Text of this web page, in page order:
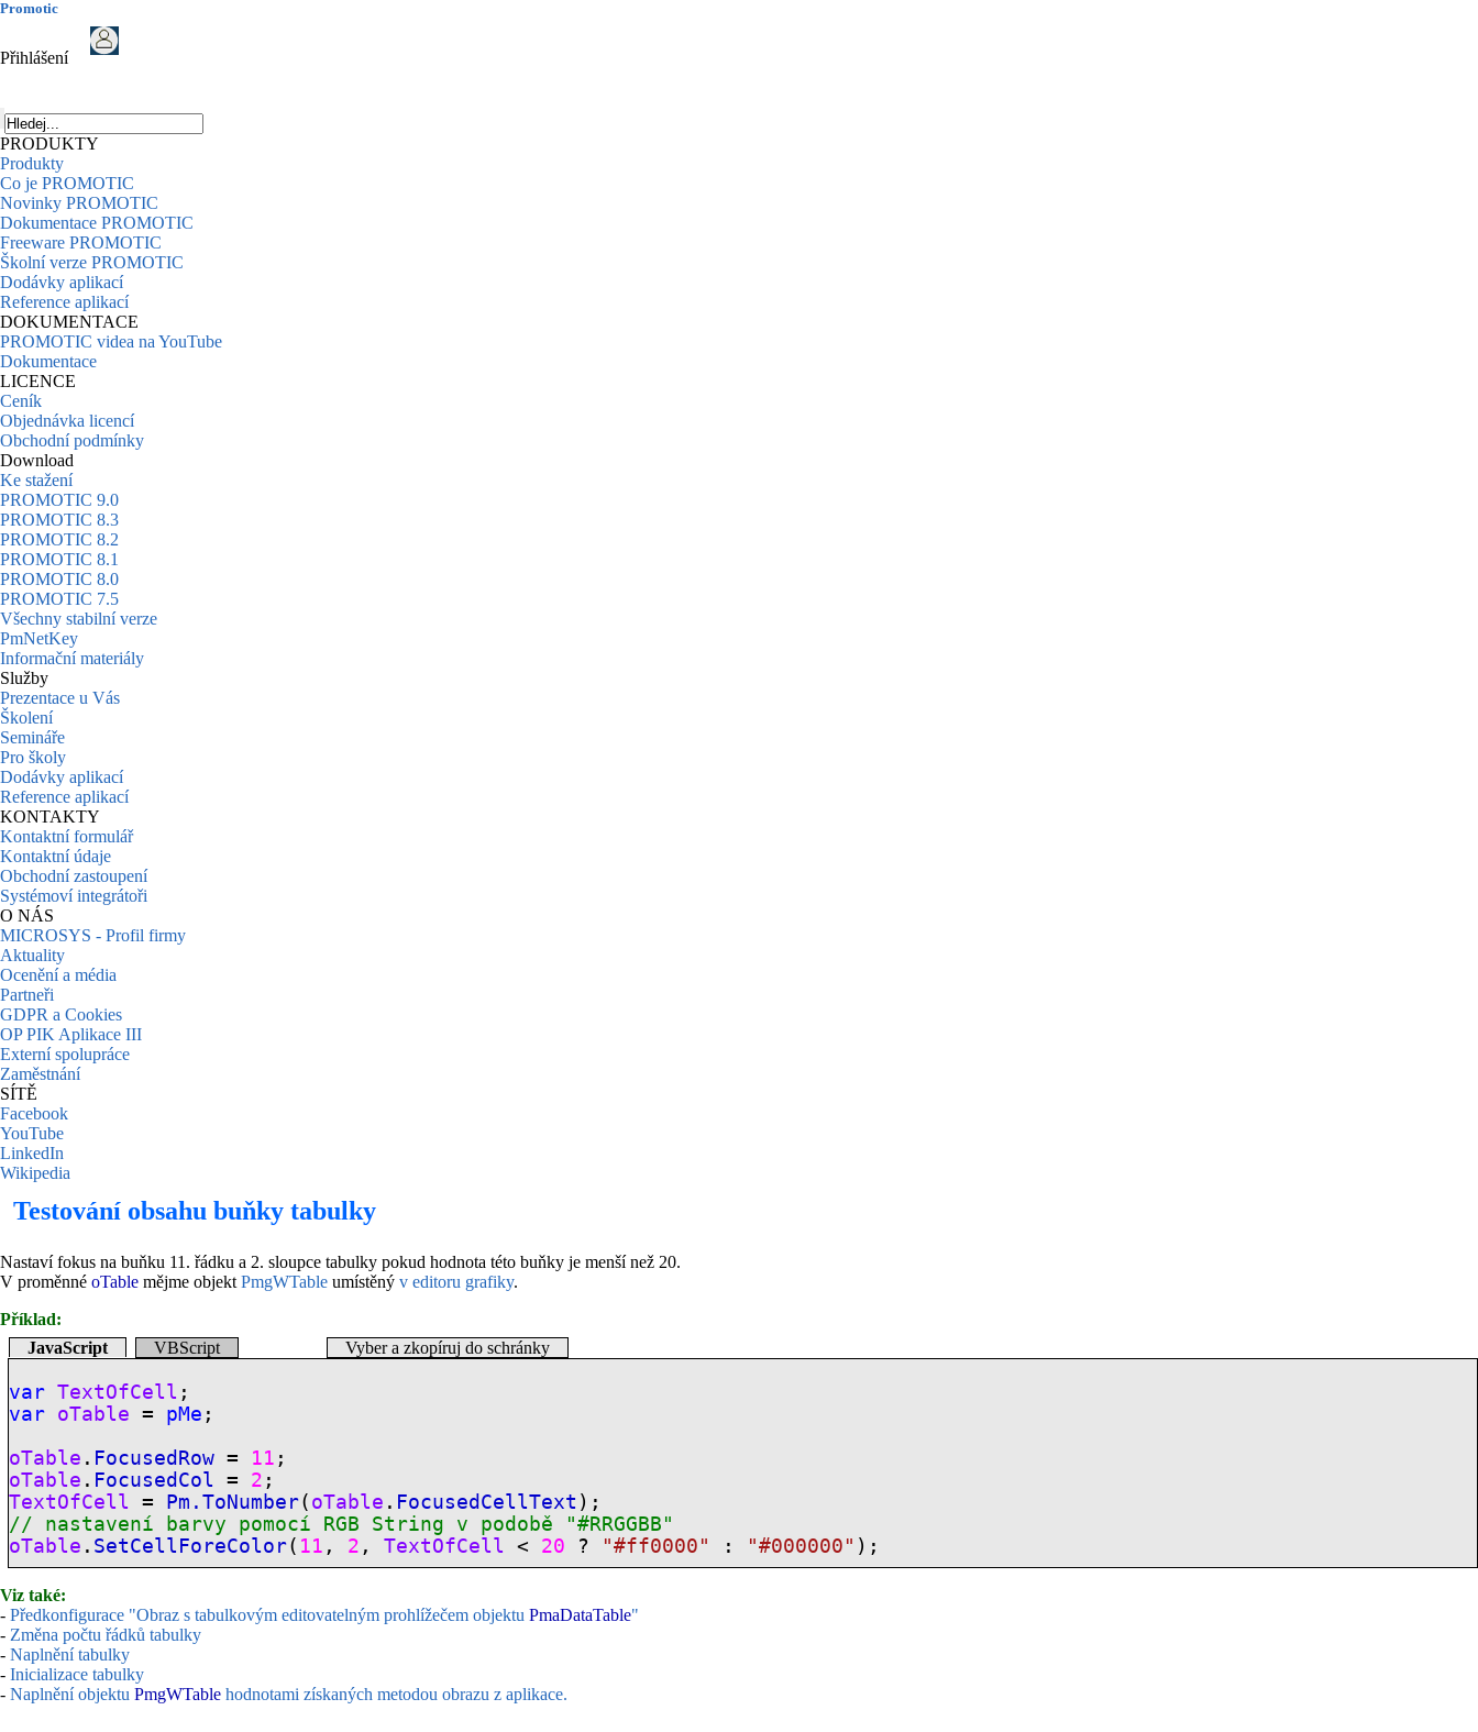
Promotic
Přihlášení
PRODUKTY
Produkty
Co je PROMOTIC
Novinky PROMOTIC
Dokumentace PROMOTIC
Freeware PROMOTIC
Školní verze PROMOTIC
Dodávky aplikací
Reference aplikací
DOKUMENTACE
PROMOTIC videa na YouTube
Dokumentace
LICENCE
Ceník
Objednávka licencí
Obchodní podmínky
Download
Ke stažení
PROMOTIC 9.0
PROMOTIC 8.3
PROMOTIC 8.2
PROMOTIC 8.1
PROMOTIC 8.0
PROMOTIC 7.5
Všechny stabilní verze
PmNetKey
Informační materiály
Služby
Prezentace u Vás
Školení
Semináře
Pro školy
Dodávky aplikací
Reference aplikací
KONTAKTY
Kontaktní formulář
Kontaktní údaje
Obchodní zastoupení
Systémoví integrátoři
O NÁS
MICROSYS - Profil firmy
Aktuality
Ocenění a média
Partneři
GDPR a Cookies
OP PIK Aplikace III
Externí spolupráce
Zaměstnání
SÍTĚ
Facebook
YouTube
LinkedIn
Wikipedia
Testování obsahu buňky tabulky
Nastaví fokus na buňku 11. řádku a 2. sloupce tabulky pokud hodnota této buňky je menší než 20.
V proměnné oTable mějme objekt PmgWTable umístěný v editoru grafiky.
Příklad:
JavaScript
VBScript Vyber a zkopíruj do schránky
var TextOfCell ;
var oTable = pMe ;
oTable . FocusedRow = 11 ;
oTable . FocusedCol = 2 ;
TextOfCell
= Pm.ToNumber( oTable . FocusedCellText );
// nastavení barvy pomocí
RGB String v podobě
"#RRGGBB"
oTable . SetCellForeColor( 11 , 2 ,TextOfCell < 20 ? "#ff0000" : "#000000" );
Viz také:
- Předkonfigurace "Obraz s tabulkovým editovatelným prohlížečem objektu PmaDataTable"
- Změna počtu řádků tabulky
- Naplnění tabulky
- Inicializace tabulky
- Naplnění objektu PmgWTable hodnotami získaných metodou obrazu z aplikace.